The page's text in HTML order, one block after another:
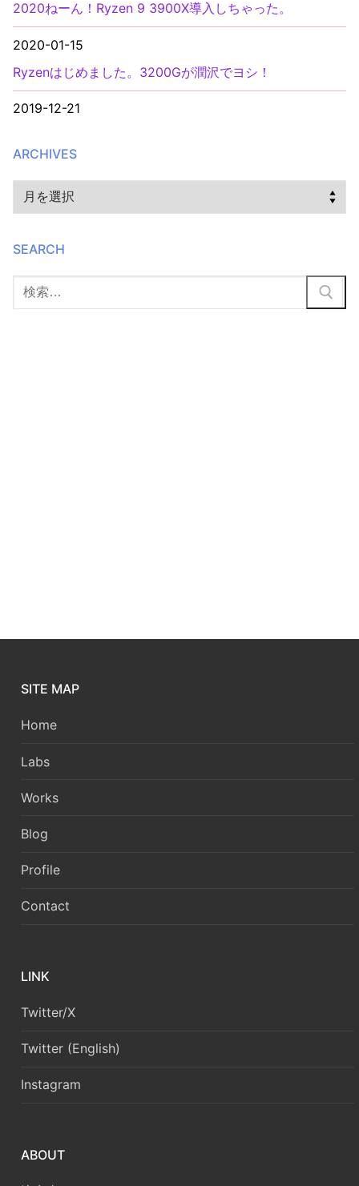
2020ねーん！Ryzen 9 3900X導入しちゃった。
2020-01-15
Ryzenはじめました。3200Gが潤沢でヨシ！
2019-12-21
ARCHIVES
Archives
SEARCH
SITE MAP
Home
Labs
Works
Blog
Profile
Contact
LINK
Twitter/X
Twitter (English)
Instagram
ABOUT